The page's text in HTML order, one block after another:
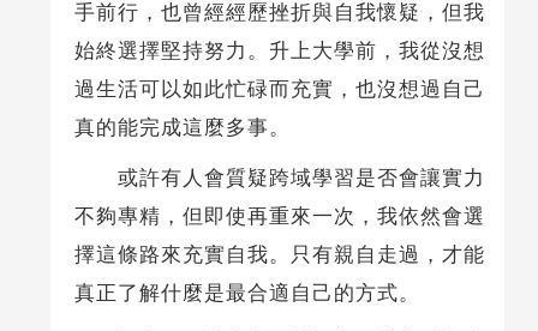
手前行，也曾經經歷挫折與自我懷疑，但我
始終選擇堅持努力。升上大學前，我從沒想
過生活可以如此忙碌而充實，也沒想過自己
真的能完成這麼多事。
或許有人會質疑跨域學習是否會讓實力
不夠專精，但即使再重來一次，我依然會選
擇這條路來充實自我。只有親自走過，才能
真正了解什麼是最合適自己的方式。